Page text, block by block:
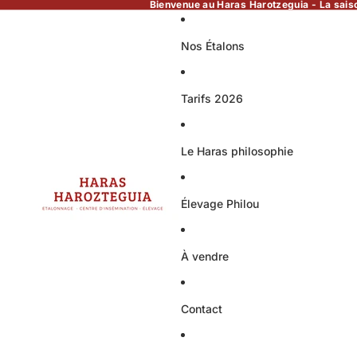
Bienvenue au Haras Harotzeguia - La
Nos Étalons
Tarifs 2026
Le Haras philosophie
Élevage Philou
À vendre
Contact